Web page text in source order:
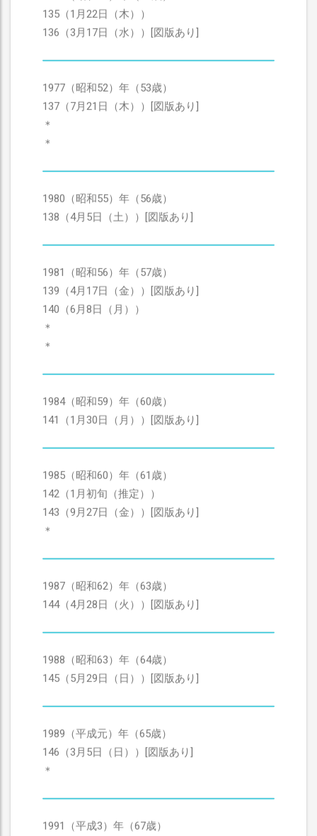
135（1月22日（木））
136（3月17日（水））[図版あり]
1977（昭和52）年（53歳）
137（7月21日（木））[図版あり]
＊
＊
1980（昭和55）年（56歳）
138（4月5日（土））[図版あり]
1981（昭和56）年（57歳）
139（4月17日（金））[図版あり]
140（6月8日（月））
＊
＊
1984（昭和59）年（60歳）
141（1月30日（月））[図版あり]
1985（昭和60）年（61歳）
142（1月初旬（推定））
143（9月27日（金））[図版あり]
＊
1987（昭和62）年（63歳）
144（4月28日（火））[図版あり]
1988（昭和63）年（64歳）
145（5月29日（日））[図版あり]
1989（平成元）年（65歳）
146（3月5日（日））[図版あり]
＊
1991（平成3）年（67歳）